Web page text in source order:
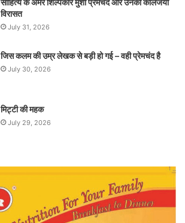
साहित्य के अमर शिल्पकार मुंशी प्रेमचंद और उनकी कालजयी
विरासत
July 31, 2026
जिस कलम की उम्र लेखक से बड़ी हो गई – वही प्रेमचंद है
July 30, 2026
मिट्टी की महक
July 29, 2026